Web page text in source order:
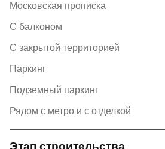
Московская прописка
С балконом
С закрытой территорией
Паркинг
Подземный паркинг
Рядом с метро и с отделкой
Этап строительства